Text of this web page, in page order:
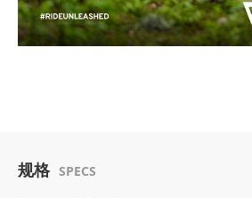
规格 SPECS